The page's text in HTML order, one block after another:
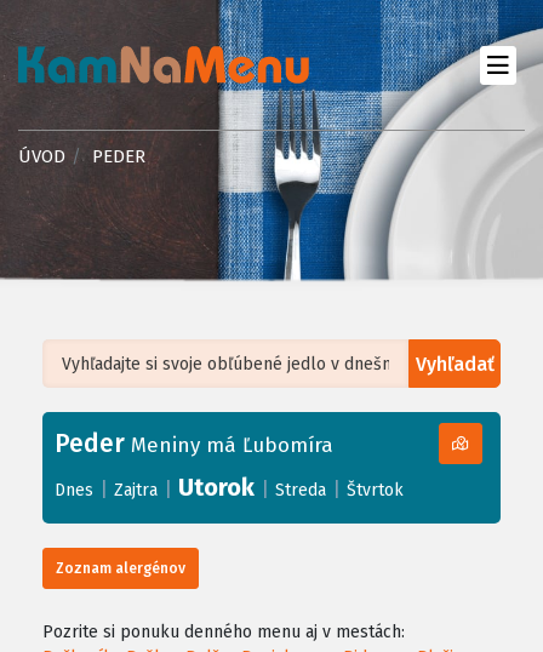
ÚVOD PEDER
Vyhľadať
+
−
Leaflet| ©OpenStreetMap, Tiles courtesy ofHumanitarian OpenStreetMap
Peder Meniny má Ľubomíra
Dnes Zajtra Utorok Streda Štvrtok
Zoznam alergénov
Pozrite si ponuku denného menu aj v mestách: